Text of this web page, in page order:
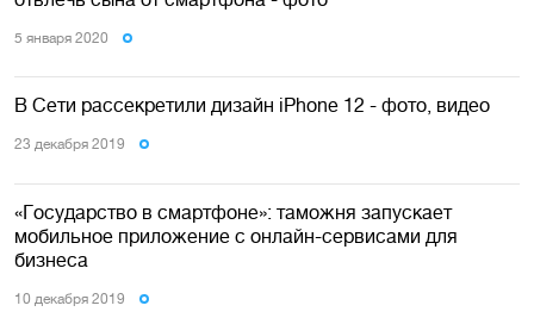
5 января 2020
В Сети рассекретили дизайн iPhone 12 - фото, видео
23 декабря 2019
«Государство в смартфоне»: таможня запускает
мобильное приложение с онлайн-сервисами для
бизнеса
10 декабря 2019